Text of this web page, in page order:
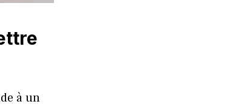
à un